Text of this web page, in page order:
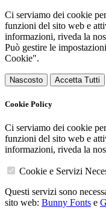
Ci serviamo dei cookie
funzioni del sito web e
informazioni, riveda la
Può gestire le
Cookie".
Nascosto Accetta Tutti
Cookie Policy
Ci serviamo dei cookie
funzioni del sito web e
informazioni, riveda la
Cookie e Servizi
Questi servizi sono
sito web: Bunny Fonts e